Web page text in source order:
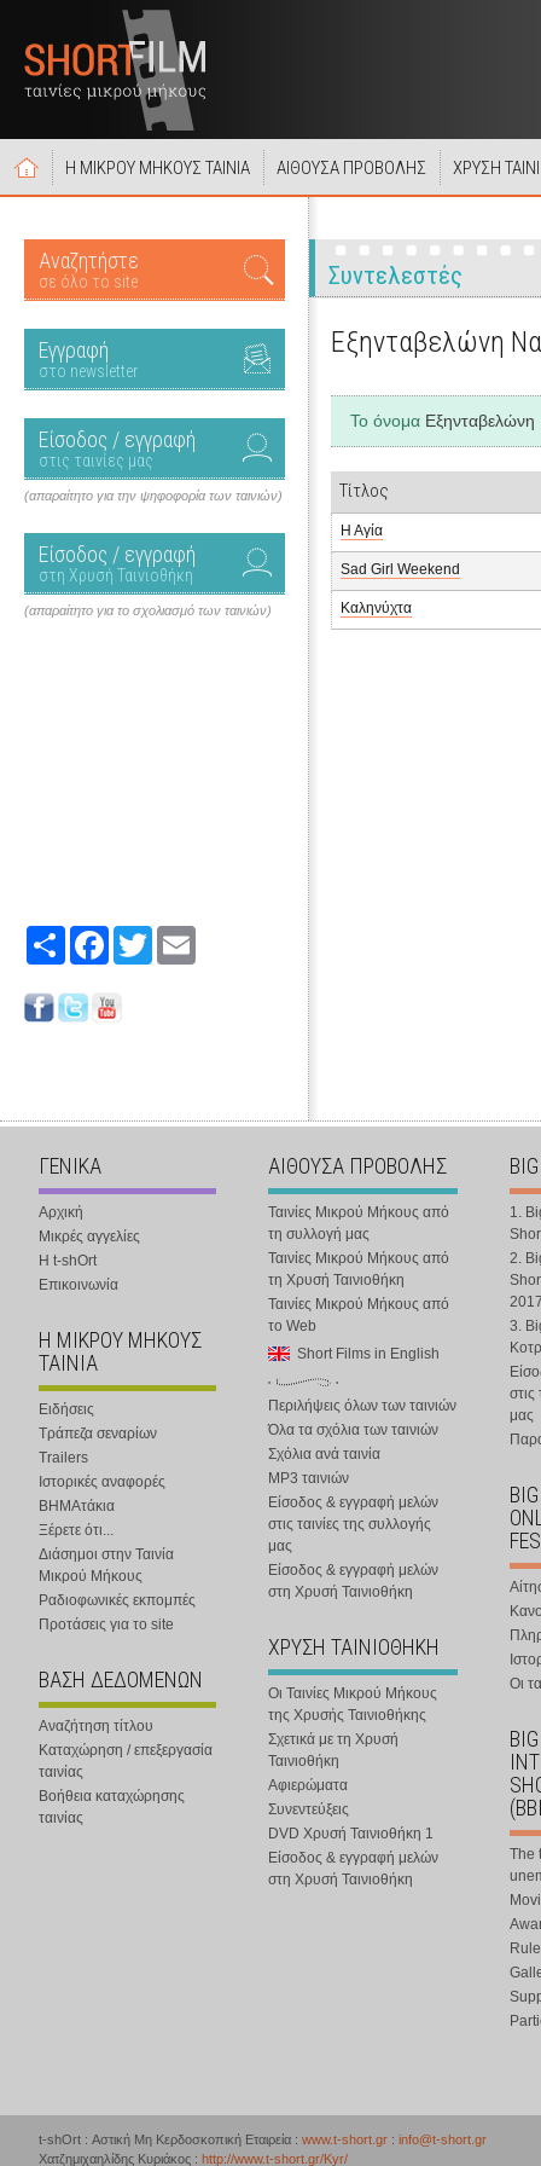
Η ΜΙΚΡΟΥ ΜΗΚΟΥΣ ΤΑΙΝΙΑ ΑΙΘΟΥΣΑ ΠΡΟΒΟΛΗΣ ΧΡΥΣΗ
Αναζητήστε
σε όλο το site
Εγγραφή
στο newsletter
Είσοδος / εγγραφή
στις ταινίες μας
(απαραίτητο για την ψηφοφορία των ταινιών)
Είσοδος / εγγραφή
στη Χρυσή Ταινιοθήκη
(απαραίτητο για το σχολιασμό των ταινιών)
Share FacebookTwitter
Συντελεστές
Εξηνταβελώνη
Το όνομα
Τίτλος
Η Αγία
Sad Girl Weekend
Καληνύχτα
ΓΕΝΙΚΑ
Αρχική
Μικρές αγγελίες
Η t-shOrt
Επικοινωνία
Η ΜΙΚΡΟΥ ΜΗΚΟΥΣ
ΤΑΙΝΙΑ
Ειδήσεις
Τράπεζα σεναρίων
Trailers
Ιστορικές αναφορές
ΒΗΜΑτάκια
Ξέρετε ότι...
Διάσημοι στην Ταινία
Μικρού Μήκους
Ραδιοφωνικές εκπομπές
Προτάσεις για το site
ΒΑΣΗ ΔΕΔΟΜΕΝΩΝ
Αναζήτηση τίτλου
Καταχώρηση / επεξεργασία
ταινίας
Βοήθεια καταχώρησης
ταινίας
ΑΙΘΟΥΣΑ ΠΡΟΒΟΛΗΣ
Ταινίες Μικρού Μήκους από
τη συλλογή μας
Ταινίες Μικρού Μήκους από
τη Χρυσή Ταινιοθήκη
Ταινίες Μικρού Μήκους από
το Web
Short Films in English
Περιλήψεις όλων των ταινιών
Όλα τα σχόλια των ταινιών
Σχόλια ανά ταινία
MP3 ταινιών
Είσοδος & εγγραφή μελών
στις ταινίες της συλλογής
μας
Είσοδος & εγγραφή μελών
στη Χρυσή Ταινιοθήκη
ΧΡΥΣΗ ΤΑΙΝΙΟΘΗΚΗ
Οι Ταινίες Μικρού Μήκους
της Χρυσής Ταινιοθήκης
Σχετικά με τη Χρυσή
Ταινιοθήκη
Αφιερώματα
Συνεντεύξεις
DVD Χρυσή Ταινιοθήκη 1
Είσοδος & εγγραφή μελών
στη Χρυσή Ταινιοθήκη
1.
2.
3.
στις
μας
Οι
The
t-shOrt : Αστική Μη Κερδοσκοπική Εταιρεία : www.t-short.gr : info@t-short.gr
Χατζημιχαηλίδης Κυριάκος : http://www.t-short.gr/Kyr/